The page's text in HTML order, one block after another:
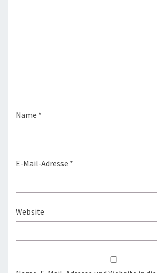
Name *
E-Mail-Adresse *
Website